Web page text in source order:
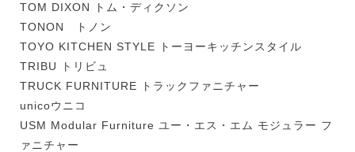
TOM DIXON トム・ディクソン
TONON トノン
TOYO KITCHEN STYLE トーヨーキッチンスタイル
TRIBU トリビュ
TRUCK FURNITURE トラックファニチャー
unicoウニコ
USM Modular Furniture ユー・エス・エム モジュラー フ
ァニチャー